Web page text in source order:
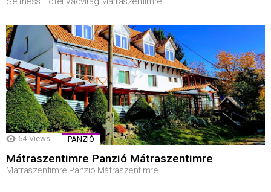
54 Views PANZIÓ
Mátraszentimre Panzió Mátraszentimre
Mátraszentimre Panzió Mátraszentimre